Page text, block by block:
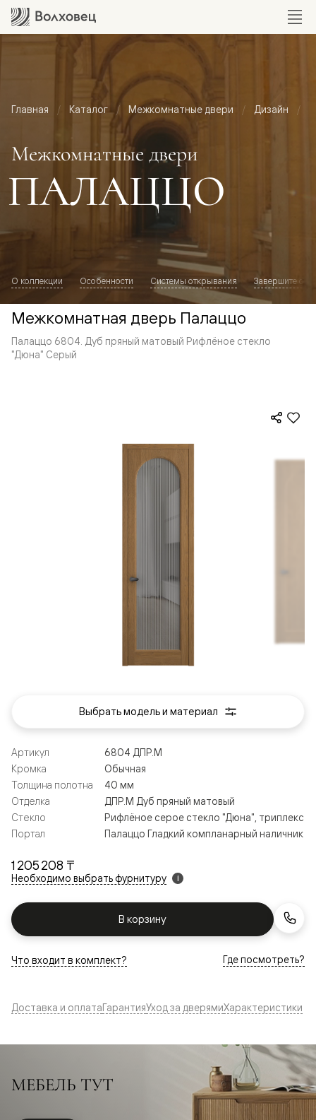
Главная Каталог Межкомнатные двери Дизайн
Межкомнатные двери
ПАЛАЦЦО
О коллекции Особенности Системы открывания Завершите
Межкомнатная дверь Палаццо
Палаццо 6804. Дуб пряный матовый Рифлёное стекло
"Дюна" Серый
1 205 208 ₸
Необходимо выбрать фурнитуру i
В корзину
Артикул
6804 ДПР.М
Кромка
Обычная
Толщина полотна
40 мм
Отделка
ДПР.М Дуб пряный матовый
Стекло
Рифлёное серое стекло "Дюна", триплекс
Портал
Палаццо Гладкий компланарный наличник
Что входит в комплект? Где посмотреть?
Выбрать модель и материал
Доставка и оплатаГарантияУход за дверямиХарактеристики
МЕБЕЛЬ ТУТ